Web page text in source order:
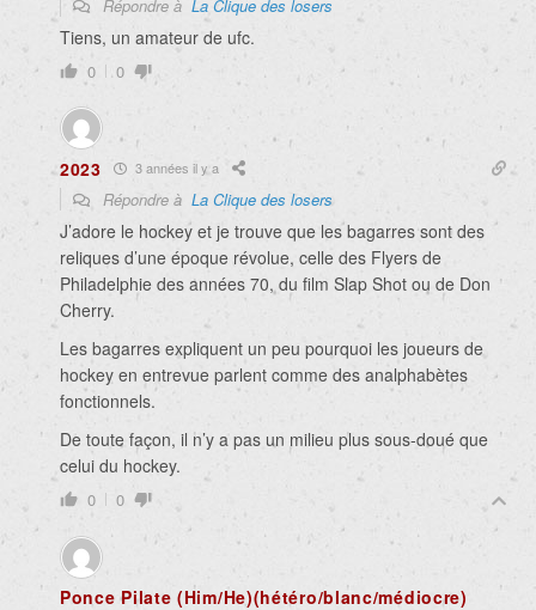
Répondre à La Clique des losers
Tiens, un amateur de ufc.
0 0
2023 3 années il y a
Répondre à La Clique des losers
J’adore le hockey et je trouve que les bagarres sont des
reliques d’une époque révolue, celle des Flyers de
Philadelphie des années 70, du film Slap Shot ou de Don
Cherry.
Les bagarres expliquent un peu pourquoi les joueurs de
hockey en entrevue parlent comme des analphabètes
fonctionnels.
De toute façon, il n’y a pas un milieu plus sous-doué que
celui du hockey.
0 0
Ponce Pilate (Him/He)(hétéro/blanc/médiocre)